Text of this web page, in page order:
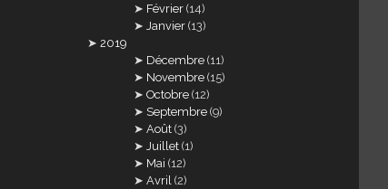
Février (14)
Janvier (13)
2019
Décembre (11)
Novembre (15)
Octobre (12)
Septembre (9)
Août (3)
Juillet (1)
Mai (12)
Avril (2)